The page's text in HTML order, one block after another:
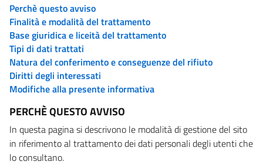
Perchè questo avviso
Finalità e modalità del trattamento
Base giuridica e liceità del trattamento
Tipi di dati trattati
Natura del conferimento e conseguenze del rifiuto
Diritti degli interessati
Modifiche alla presente informativa
PERCHÈ QUESTO AVVISO
In questa pagina si descrivono le modalità di gestione del sito
in riferimento al trattamento dei dati personali degli utenti che
lo consultano.